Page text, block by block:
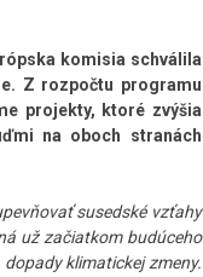
komisia schválila
Z rozpočtu programu
projekty, ktoré zvýšia
na oboch stranách
susedské vzťahy
už začiatkom budúceho
klimatickej zmeny.